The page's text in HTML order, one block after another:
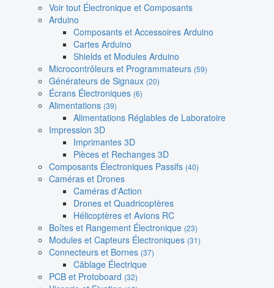
Voir tout Électronique et Composants
Arduino
Composants et Accessoires Arduino
Cartes Arduino
Shields et Modules Arduino
Microcontrôleurs et Programmateurs (59)
Générateurs de Signaux (20)
Écrans Électroniques (6)
Alimentations (39)
Alimentations Réglables de Laboratoire
Impression 3D
Imprimantes 3D
Pièces et Rechanges 3D
Composants Électroniques Passifs (40)
Caméras et Drones
Caméras d'Action
Drones et Quadricoptères
Hélicoptères et Avions RC
Boîtes et Rangement Électronique (23)
Modules et Capteurs Électroniques (31)
Connecteurs et Bornes (37)
Câblage Électrique
PCB et Protoboard (32)